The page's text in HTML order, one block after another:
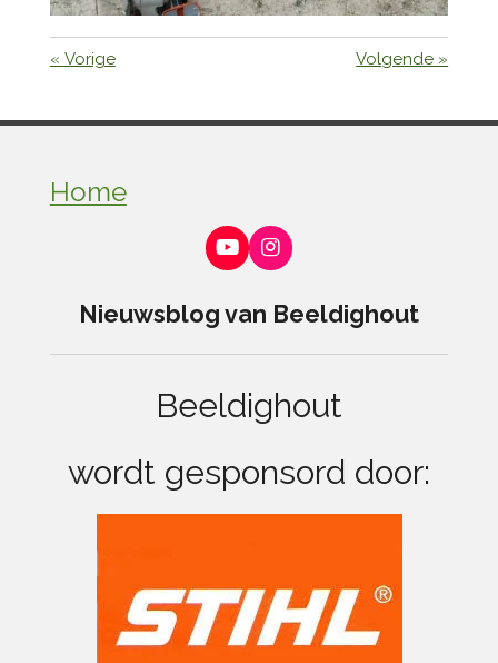
« Vorige Volgende »
Home
Y
o
T
b
I
n
g
a
m
Nieuwsblog van Beeldighout
Beeldighout
wordt gesponsord door: